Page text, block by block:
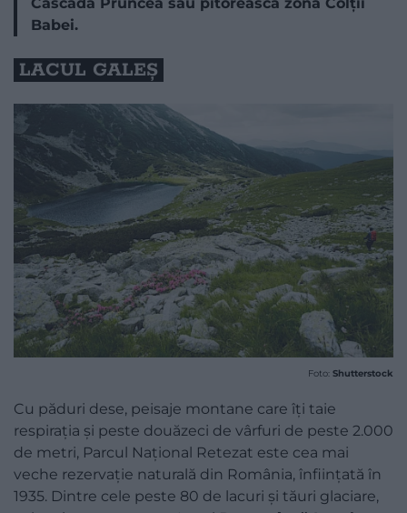
Babei.
LACUL GALEȘ
Foto: Shutterstock
Cu păduri dese, peisaje montane care îți taie
respirația și peste douăzeci de vârfuri de peste 2.000
de metri, Parcul Național Retezat este cea mai
veche rezervație naturală din România, înființată în
1935. Dintre cele peste 80 de lacuri și tăuri glaciare,